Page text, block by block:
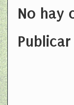
No hay